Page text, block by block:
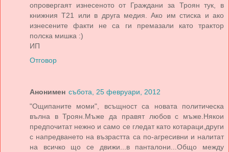
опровергаят изнесеното от Граждани за Троян тук, в
книжния Т21 или в друга медия. Ако им стиска и ако
изнесените факти не са ги премазали като трактор
полска мишка :)
ИП
Отговор
Анонимен събота, 25 февруари, 2012
"Ощипаните моми", всъщност са новата политическа
вълна в Троян.Мъже да правят любов с мъже.Някои
предпочитат нежно и само се гледат като котараци,други
с напредването на възрастта са по-агресивни и налитат
на всичко що се движи...в панталони...Общо между